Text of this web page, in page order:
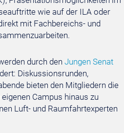
wie auf der ILA oder
mit Fachbereichs- und
durch den Jungen Senat
Diskussionsrunden,
bieten den Mitgliedern die
Campus hinaus zu
Luft- und Raumfahrtexperten